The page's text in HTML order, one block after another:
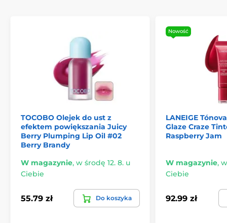
TOCOBO Olejek do ust z
efektem powiększania Juicy
Berry Plumping Lip Oil #02
Berry Brandy
W magazynie, w środę 12. 8. u
Ciebie
55.79 zł Do koszyka
Nowość
LANEIGE
Glaze Craze
Raspberry Jam
W magazynie,
Ciebie
92.99 zł